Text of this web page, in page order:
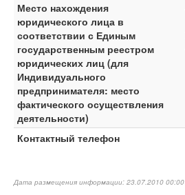
Место нахождения
юридического лица в
соответствии с Единым
государственным реестром
юридических лиц (для
Индивидуального
предпринимателя: место
фактического осуществления
деятельности)
Контактный телефон
Дата размещения информации: 23.07.2010 00:00